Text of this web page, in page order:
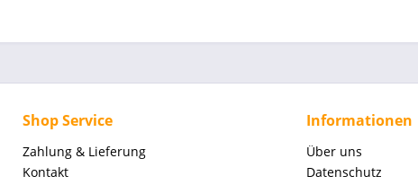
Shop Service
Zahlung & Lieferung
Kontakt
Informationen
Über uns
Datenschutz